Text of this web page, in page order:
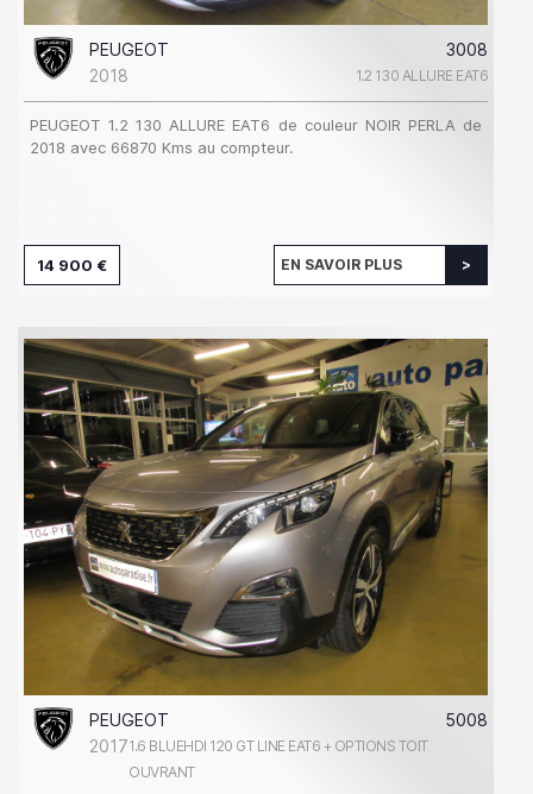
PEUGEOT
3008
2018
1.2 130 ALLURE EAT6
PEUGEOT 1.2 130 ALLURE EAT6 de couleur NOIR PERLA de
2018 avec 66870 Kms au compteur.
14 900 € EN SAVOIR PLUS
PEUGEOT
5008
20171.6 BLUEHDI 120 GT LINE EAT6 + OPTIONS TOIT
OUVRANT